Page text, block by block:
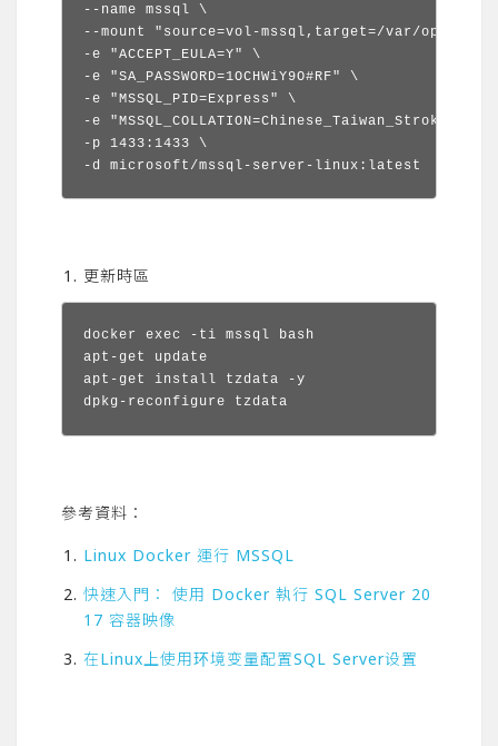
--name mssql \
--mount "source=vol-mssql,target=/var/opt/
-e "ACCEPT_EULA=Y" \
-e "SA_PASSWORD=1OCHWiY9O#RF" \
-e "MSSQL_PID=Express" \
-e
-p 1433:1433 \
-d microsoft/mssql-server-linux:latest
更新時區
docker exec -ti mssql bash
apt-get update
apt-get install tzdata -y
dpkg-reconfigure tzdata
參考資料：
Linux Docker 運行 MSSQL
快速入門： 使用 Docker 執行 SQL Server 20
17 容器映像
在Linux上使用环境变量配置SQL Server设置